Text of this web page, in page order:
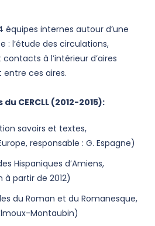
équipes internes autour d’une
l’étude des circulations,
à l’intérieur d’aires
ces aires.
CERCLL (2012-2015):
savoirs et textes,
responsable : G. Espagne)
Hispaniques d’Amiens,
à partir de 2012)
du Roman et du Romanesque,
Montaubin)